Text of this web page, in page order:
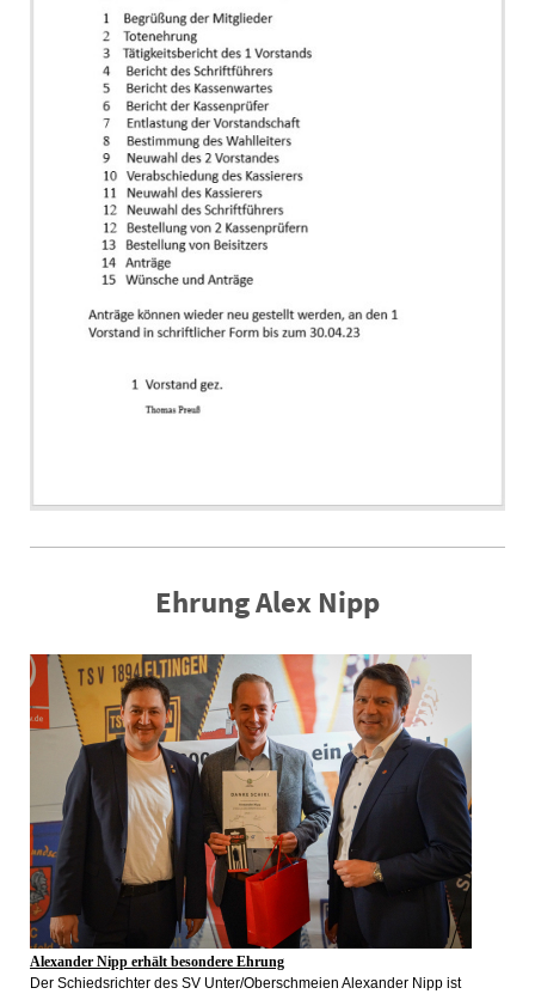
Ehrung Alex Nipp
Alexander Nipp erhält besondere Ehrung
Der Schiedsrichter des SV Unter/Oberschmeien Alexander Nipp ist